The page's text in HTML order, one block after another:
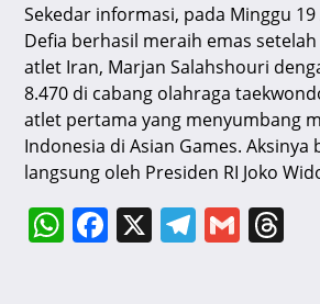
Sekedar informasi, pada Minggu
Defia berhasil meraih emas
atlet Iran, Marjan Salahshouri
8.470 di cabang olahraga
atlet pertama yang menyumbang
Indonesia di Asian Games. Aksinya
langsung oleh Presiden RI Joko
W F X T G